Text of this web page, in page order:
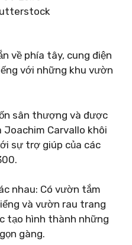
về phía tây, cung điện
với những khu vườn
sân thượng và được
Joachim Carvallo khôi
sự trợ giúp của các
nhau: Có vườn tắm
và vườn rau trang
tạo hình thành những
gàng.